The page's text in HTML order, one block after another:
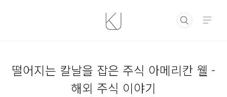
떨어지는 칼날을 잡은 주식 아메리칸 웰 -
해외 주식 이야기